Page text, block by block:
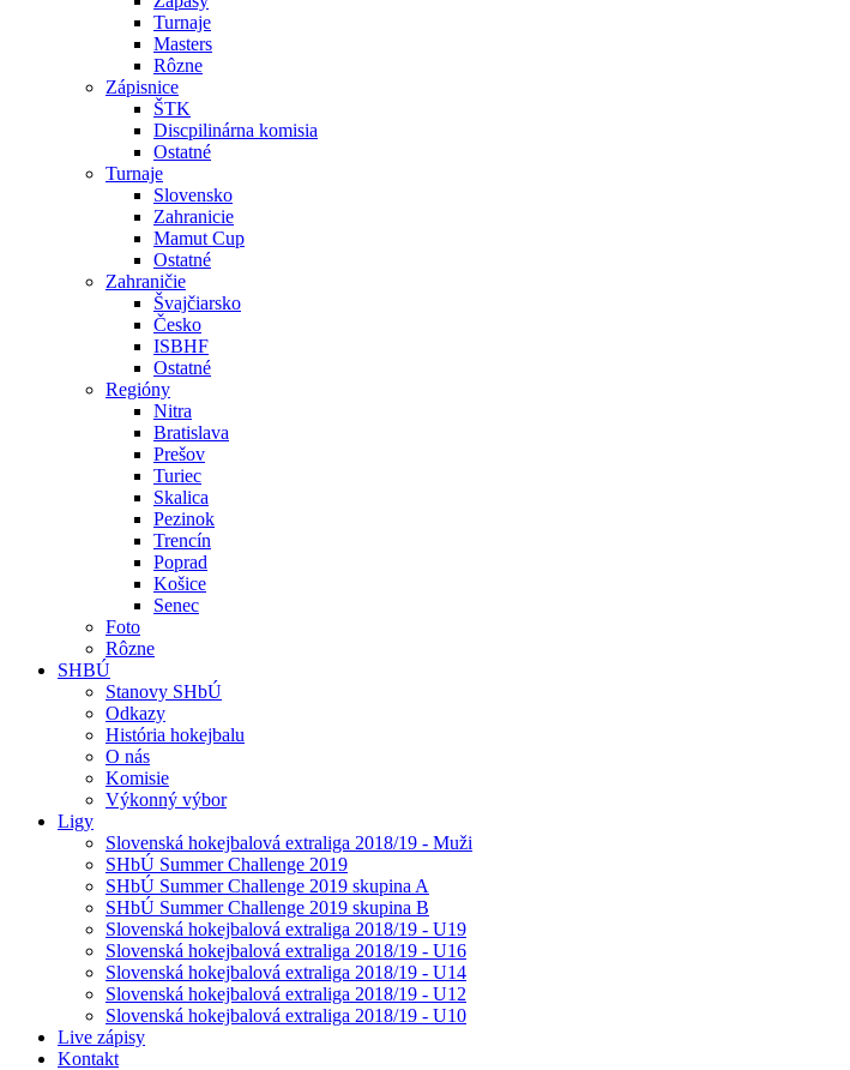
Turnaje
Masters
Rôzne
Zápisnice
ŠTK
Discpilinárna komisia
Ostatné
Turnaje
Slovensko
Zahranicie
Mamut Cup
Ostatné
Zahraničie
Švajčiarsko
Česko
ISBHF
Ostatné
Regióny
Nitra
Bratislava
Prešov
Turiec
Skalica
Pezinok
Trencín
Poprad
Košice
Senec
Foto
Rôzne
SHBÚ
Stanovy SHbÚ
Odkazy
História hokejbalu
O nás
Komisie
Výkonný výbor
Ligy
Slovenská hokejbalová extraliga 2018/19 - Muži
SHbÚ Summer Challenge 2019
SHbÚ Summer Challenge 2019 skupina A
SHbÚ Summer Challenge 2019 skupina B
Slovenská hokejbalová extraliga 2018/19 - U19
Slovenská hokejbalová extraliga 2018/19 - U16
Slovenská hokejbalová extraliga 2018/19 - U14
Slovenská hokejbalová extraliga 2018/19 - U12
Slovenská hokejbalová extraliga 2018/19 - U10
Live zápisy
Kontakt